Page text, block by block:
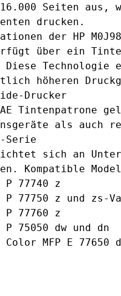
Seiten aus,
drucken.
der HP
über ein
Diese
höheren
Drucker
Tintenpatrone
als auch
Serie
sich an
Kompatible
P 77740 z
P 77750 z und zs-
P 77760 z
P 75050 dw und dn
Color MFP E 77650